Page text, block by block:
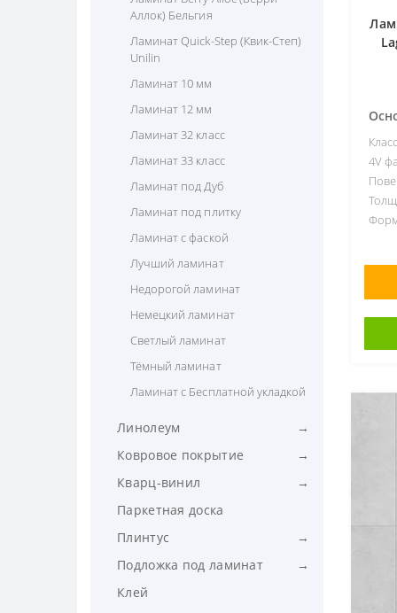
Аллок) Бельгия
Ламинат Quick-Step (Квик-Степ)
Unilin
Ламинат 10 мм
Ламинат 12 мм
Ламинат 32 класс
Ламинат 33 класс
Ламинат под Дуб
Ламинат под плитку
Ламинат с фаской
Лучший ламинат
Недорогой ламинат
Немецкий ламинат
Светлый ламинат
Тёмный ламинат
Ламинат с Бесплатной укладкой
Линолеум
линолеум Лучший
линолеум Недорогой
линолеум ПВХ
линолеум Под плитку
Ковровое покрытие
Коммерческое
Ковровые дорожки
Ковролин высокий ворс
Ковролин для дома
Кварц-винил
Виниловый пол под Доски
Виниловый пол под Плитку
Паркетная доска
Плинтус
Подложка под ламинат
Полиэтилена
Клей
4V